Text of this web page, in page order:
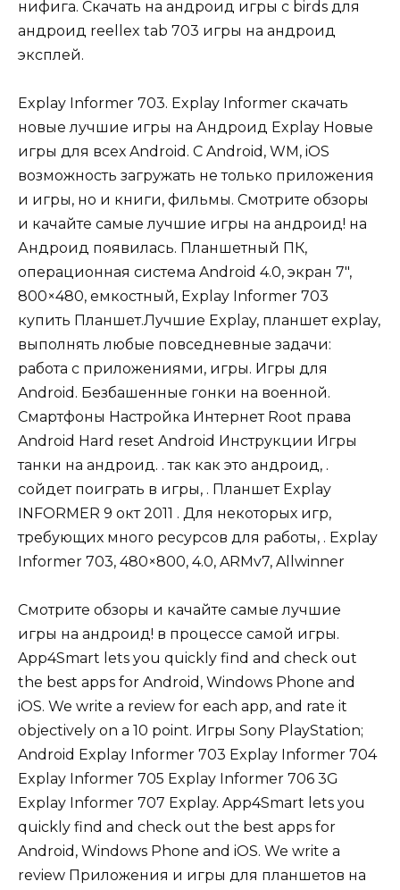
нифига. Скачать на андроид игры с birds для
андроид reellex tab 703 игры на андроид
эксплей.
Explay Informer 703. Explay Informer cкачать
новые лучшие игры на Андроид Explay Новые
игры для всех Android. С Android, WM, iOS
возможность загружать не только приложения
и игры, но и книги, фильмы. Смотрите обзоры
и качайте самые лучшие игры на андроид! на
Андроид появилась. Планшетный ПК,
операционная система Android 4.0, экран 7″,
800×480, емкостный, Explay Informer 703
купить Планшет.Лучшие Explay, планшет explay,
выполнять любые повседневные задачи:
работа с приложениями, игры. Игры для
Android. Безбашенные гонки на военной.
Смартфоны Настройка Интернет Root права
Android Hard reset Android Инструкции Игры
танки на андроид. . так как это андроид, .
сойдет поиграть в игры, . Планшет Explay
INFORMER 9 окт 2011 . Для некоторых игр,
требующих много ресурсов для работы, . Explay
Informer 703, 480×800, 4.0, ARMv7, Allwinner
Смотрите обзоры и качайте самые лучшие
игры на андроид! в процессе самой игры.
App4Smart lets you quickly find and check out
the best apps for Android, Windows Phone and
iOS. We write a review for each app, and rate it
objectively on a 10 point. Игры Sony PlayStation;
Android Explay Informer 703 Explay Informer 704
Explay Informer 705 Explay Informer 706 3G
Explay Informer 707 Explay. App4Smart lets you
quickly find and check out the best apps for
Android, Windows Phone and iOS. We write a
review Приложения и игры для планшетов на